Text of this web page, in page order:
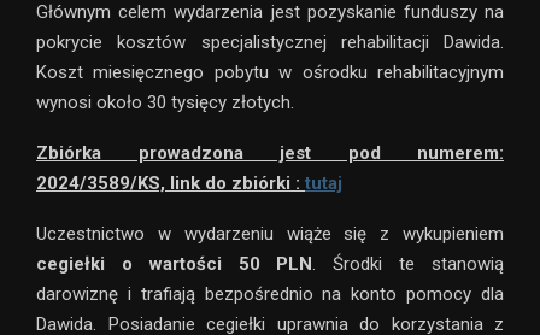
Głównym celem wydarzenia jest pozyskanie funduszy na
pokrycie kosztów specjalistycznej rehabilitacji Dawida.
Koszt miesięcznego pobytu w ośrodku rehabilitacyjnym
wynosi około 30 tysięcy złotych.
Zbiórka prowadzona jest pod numerem:
2024/3589/KS, link do zbiórki : tutaj
Uczestnictwo w wydarzeniu wiąże się z wykupieniem
cegiełki o wartości 50 PLN. Środki te stanowią
darowiznę i trafiają bezpośrednio na konto pomocy dla
Dawida. Posiadanie cegiełki uprawnia do korzystania z